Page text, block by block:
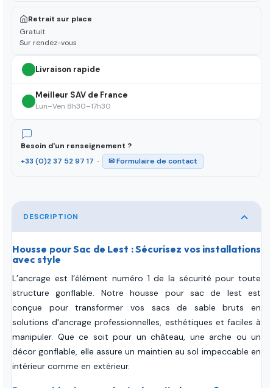
Retrait sur place
Gratuit
Sur rendez-vous
Livraison rapide
Meilleur SAV de France
Lun–Ven 8h30–17h30
Besoin d'un renseignement ?
+33 (0)2 37 52 97 17 · ✉ Formulaire de contact
DESCRIPTION
Housse pour Sac de Lest : Sécurisez vos installations
avec style
L’ancrage est l’élément numéro 1 de la sécurité pour toute
structure gonflable. Notre housse pour sac de lest est
conçue pour transformer vos sacs de sable bruts en
solutions d'ancrage professionnelles, esthétiques et faciles à
manipuler. Que ce soit pour un château, une arche ou un
décor gonflable, elle assure un maintien au sol impeccable en
intérieur comme en extérieur.